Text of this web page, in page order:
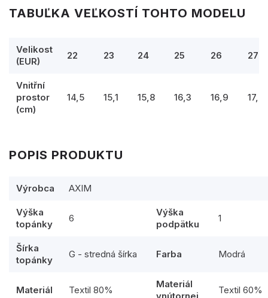
TABUĽKA VEĽKOSTÍ TOHTO MODELU
Velikost
(EUR)
22 23 24 25 26 27
Vnitřní
prostor
(cm)
14,5 15,1 15,8 16,3 16,9 17,5
POPIS PRODUKTU
Výrobca AXIM
Výška
topánky
6
Výška
podpätku
1
Šírka
topánky
G - stredná šírka Farba Modrá
Materiál
Textil 80%
Materiál
Textil 60%